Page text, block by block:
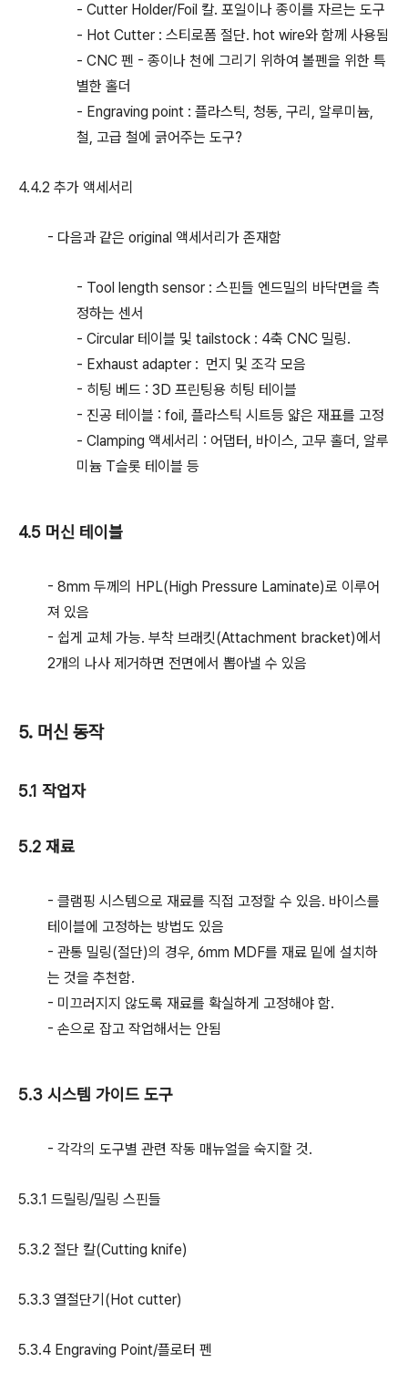
- Cutter Holder/Foil 칼. 포일이나 종이를 자르는 도구
- Hot Cutter : 스티로폼 절단. hot wire와 함께 사용됨
- CNC 펜 - 종이나 천에 그리기 위하여 볼펜을 위한 특
별한 홀더
- Engraving point : 플라스틱, 청동, 구리, 알루미늄,
철, 고급 철에 긁어주는 도구?
4.4.2 추가 액세서리
- 다음과 같은 original 액세서리가 존재함
- Tool length sensor : 스핀들 엔드밀의 바닥면을 측
정하는 센서
- Circular 테이블 및 tailstock : 4축 CNC 밀링.
- Exhaust adapter : 먼지 및 조각 모음
- 히팅 베드 : 3D 프린팅용 히팅 테이블
- 진공 테이블 : foil, 플라스틱 시트등 얇은 재표를 고정
- Clamping 액세서리 : 어댑터, 바이스, 고무 홀더, 알루
미늄 T슬롯 테이블 등
4.5 머신 테이블
- 8mm 두께의 HPL(High Pressure Laminate)로 이루어
져 있음
- 쉽게 교체 가능. 부착 브래킷(Attachment bracket)에서
2개의 나사 제거하면 전면에서 뽑아낼 수 있음
5. 머신 동작
5.1 작업자
5.2 재료
- 클램핑 시스템으로 재료를 직접 고정할 수 있음. 바이스를
테이블에 고정하는 방법도 있음
- 관통 밀링(절단)의 경우, 6mm MDF를 재료 밑에 설치하
는 것을 추천함.
- 미끄러지지 않도록 재료를 확실하게 고정해야 함.
- 손으로 잡고 작업해서는 안됨
5.3 시스템 가이드 도구
- 각각의 도구별 관련 작동 매뉴얼을 숙지할 것.
5.3.1 드릴링/밀링 스핀들
5.3.2 절단 칼(Cutting knife)
5.3.3 열절단기(Hot cutter)
5.3.4 Engraving Point/플로터 펜